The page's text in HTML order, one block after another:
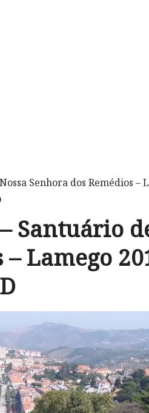
Senhora dos Remédios –
Santuário
Lamego